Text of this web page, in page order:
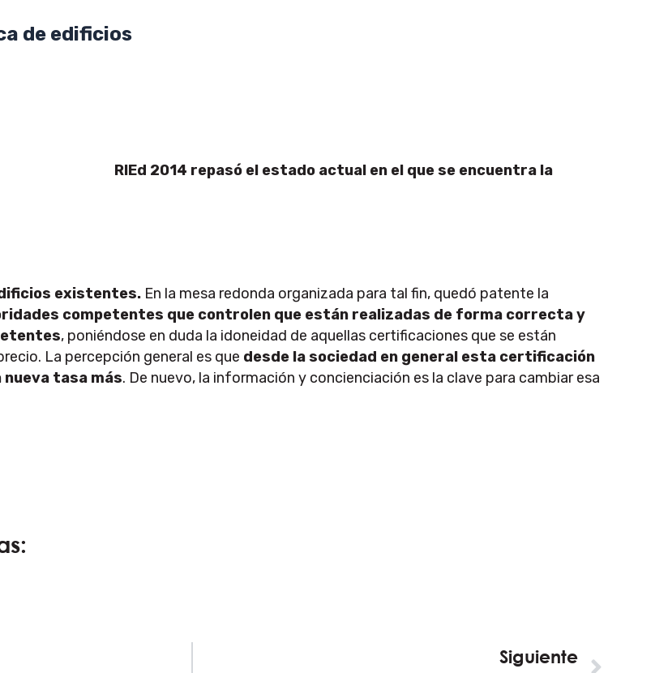
de edificios
RIEd 2014 repasó el estado actual en el que se encuentra la
existentes. En la mesa redonda organizada para tal fin, quedó patente la
competentes que controlen que están realizadas de forma correcta y
, poniéndose en duda la idoneidad de aquellas certificaciones que se están
La percepción general es que desde la sociedad en general esta certificación
tasa más. De nuevo, la información y concienciación es la clave para cambiar esa
Siguiente